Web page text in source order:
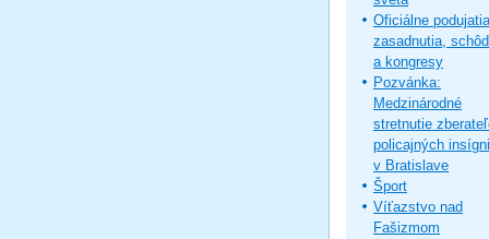
Oficiálne
zasadnutia,
a kongresy
Pozvánka:
Medzinárodné
stretnutie
policajných
v Bratislave
Šport
Víťazstvo nad
Fašizmom